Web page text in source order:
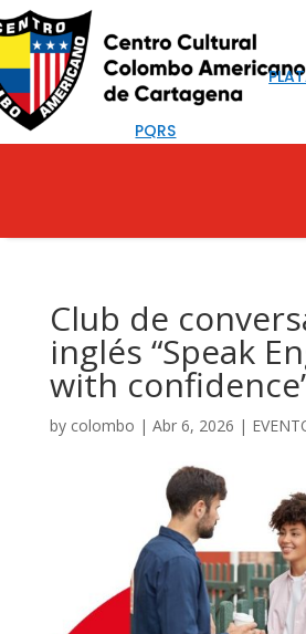
PQRS
Club de
inglés “Speak
with
by colombo | Abr 6, 2026 |